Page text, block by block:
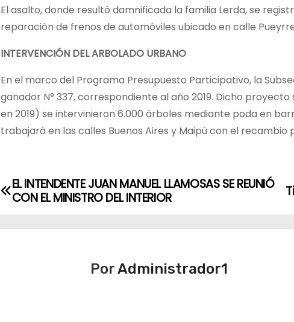
El asalto, donde resultó damnificada la familia Lerda, se
reparación de frenos de automóviles ubicado en calle
INTERVENCIÓN DEL ARBOLADO URBANO
En el marco del Programa Presupuesto Participativo, la
ganador N° 337, correspondiente al año 2019. Dicho
en 2019) se intervinieron 6.000 árboles mediante poda en
trabajará en las calles Buenos Aires y Maipú con el
NEL INTENDENTE JUAN MANUEL LLAMOSAS SE REUNIÓ
CON EL MINISTRO DEL INTERIOR
PorAdministrador1